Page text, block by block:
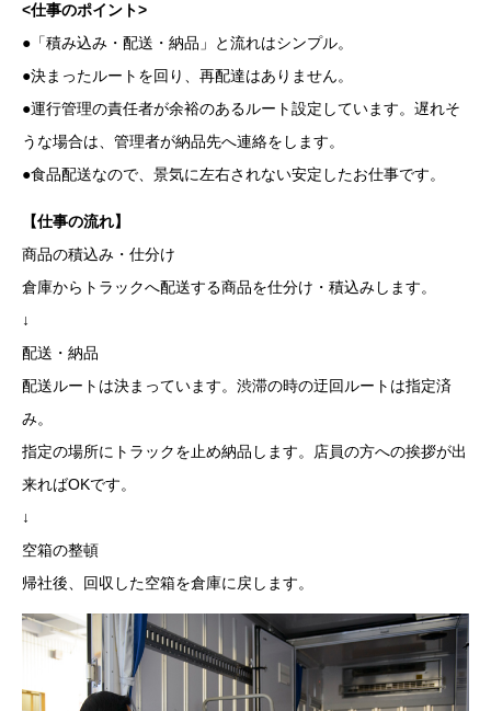
<仕事のポイント>
●「積み込み・配送・納品」と流れはシンプル。
●決まったルートを回り、再配達はありません。
●運行管理の責任者が余裕のあるルート設定しています。遅れそ
うな場合は、管理者が納品先へ連絡をします。
●食品配送なので、景気に左右されない安定したお仕事です。
【仕事の流れ】
商品の積込み・仕分け
倉庫からトラックへ配送する商品を仕分け・積込みします。
↓
配送・納品
配送ルートは決まっています。渋滞の時の迂回ルートは指定済
み。
指定の場所にトラックを止め納品します。店員の方への挨拶が出
来ればOKです。
↓
空箱の整頓
帰社後、回収した空箱を倉庫に戻します。